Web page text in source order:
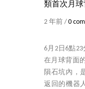
類首次月
2 年前 / 0
6月2日6點
在月球背面
隕石坑內，
返回的機器